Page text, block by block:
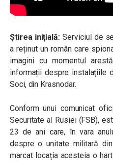
Știrea inițială:Serviciul de
a reținut un român care
imagini cu momentul
informații despre instalațiile
Soci, din Krasnodar.
Conform unui comunicat
Securitate al Rusiei (FSB),
23 de ani care, în vara
despre o unitate militară
marcat locația acesteia o